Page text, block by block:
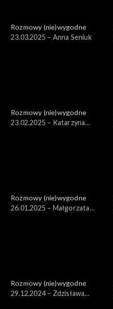
Rozmowy (nie)wygodne
23.03.2025 – Anna Seniuk
Rozmowy (nie)wygodne
23.02.2025 – Katarzyna
Rozmowy (nie)wygodne
26.01.2025 – Małgorzata
Rozmowy (nie)wygodne
29.12.2024 – Zdzisława